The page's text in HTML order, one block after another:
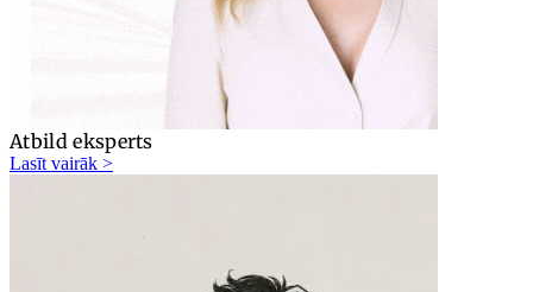
Atbild eksperts
Lasīt vairāk >